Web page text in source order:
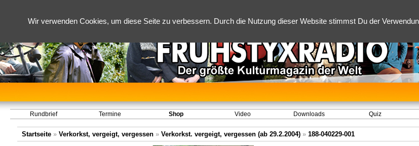
Wir verwenden Cookies, um diese Seite zu verbessern. Durch die Nutzung dieser Website stimmst Du der
Rundbrief Termine Shop Video Downloads Quiz
Startseite » Verkorkst, vergeigt, vergessen » Verkorkst. vergeigt, vergessen (ab 29.2.2004) » 188-040229-001